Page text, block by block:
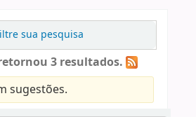
sua pesquisa
3 resultados.
sugestões.